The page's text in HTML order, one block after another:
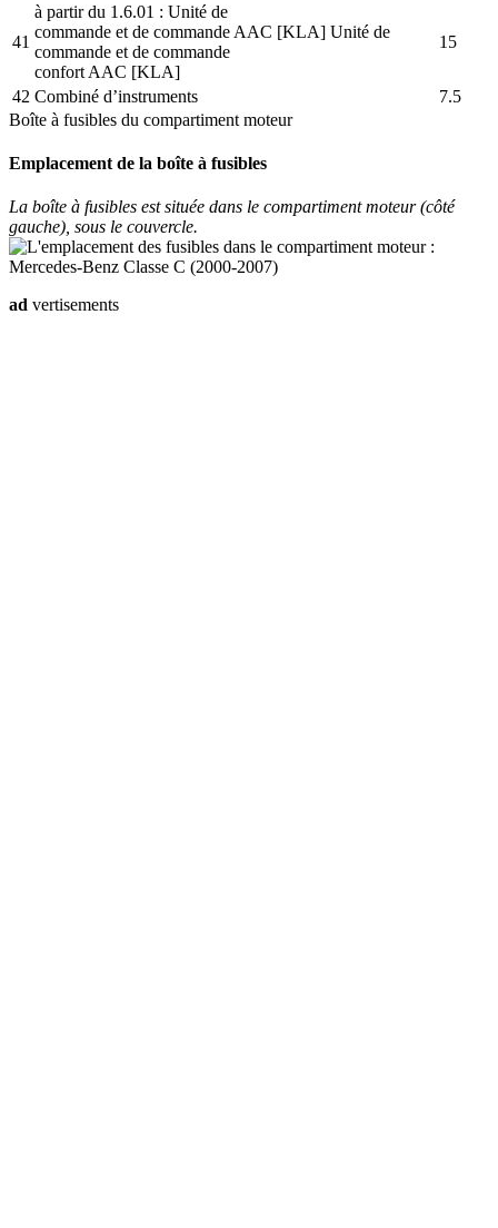
41
à partir du 1.6.01 : Unité de
commande et de commande AAC [KLA] Unité de
commande et de commande
confort AAC [KLA]
15
42 Combiné d’instruments
7.5
Boîte à fusibles du compartiment moteur
Emplacement de la boîte à fusibles
La boîte à fusibles est située dans le compartiment moteur (côté
gauche), sous le couvercle.
ad vertisements